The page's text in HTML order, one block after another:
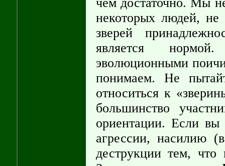
некоторых людей, не
зверей
является
эволюционными
понимаем. Не
относиться к
большинство
ориентации. Если вы
агрессии, насилию
деструкции тем,